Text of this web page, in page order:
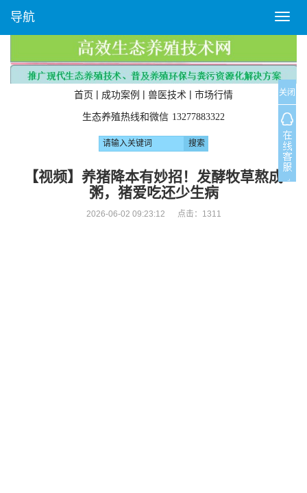
T
o
g
l
e
n
a
v
i
g
a
导航
首页 | 成功案例 | 兽医技术 | 市场行情
生态养殖热线和微信 13277883322
【视频】养猪降本有妙招！发酵牧草熬成
粥，猪爱吃还少生病
2026-06-02 09:23:12 点击： 1311
关闭